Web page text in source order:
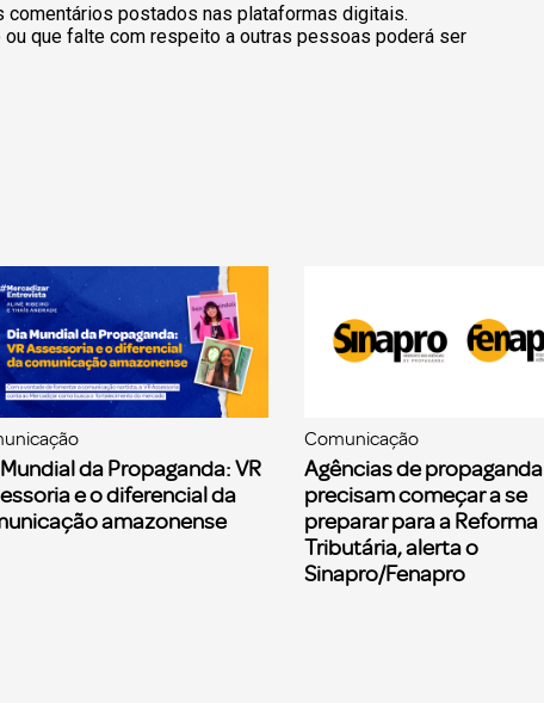
postados nas plataformas digitais.
que falte com respeito a outras pessoas poderá ser
da Propaganda: VR
e o diferencial da
amazonense
Comunicação
Agências de propaganda
precisam começar a se
preparar para a Reforma
Tributária, alerta o
Sinapro/Fenapro